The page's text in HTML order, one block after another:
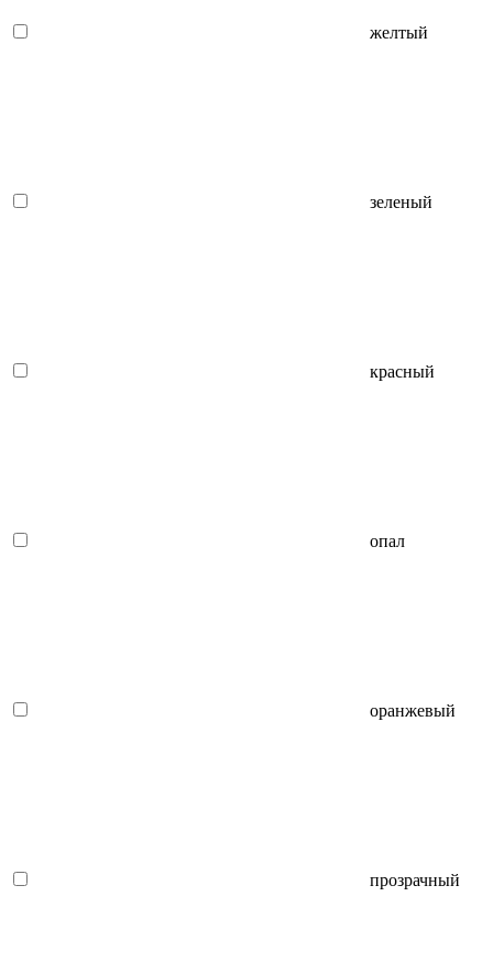
желтый
зеленый
красный
опал
оранжевый
прозрачный